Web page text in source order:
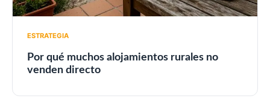
ESTRATEGIA
Por qué muchos alojamientos rurales no
venden directo